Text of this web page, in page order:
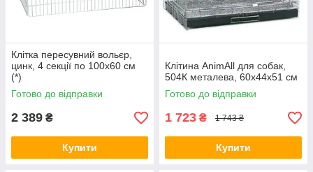
Клітка пересувний вольєр,
цинк, 4 секції по 100х60 см
(*)
Готово до відправки
2 389 ₴
Купити
Клітина AnimAll для собак,
504К металева, 60х44х51 см
Готово до відправки
1 723 ₴ 1 743 ₴
Купити